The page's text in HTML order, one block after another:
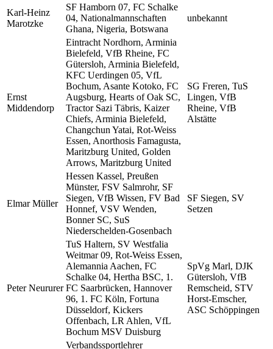
Karl-Heinz
Marotzke
SF Hamborn 07, FC Schalke
04, Nationalmannschaften
Ghana, Nigeria, Botswana
unbekannt
Ernst
Middendorp
Eintracht Nordhorn, Arminia
Bielefeld, VfB Rheine, FC
Gütersloh, Arminia Bielefeld,
KFC Uerdingen 05, VfL
Bochum, Asante Kotoko, FC
Augsburg, Hearts of Oak SC,
Tractor Sazi Täbris, Kaizer
Chiefs, Arminia Bielefeld,
Changchun Yatai, Rot-Weiss
Essen, Anorthosis Famagusta,
Maritzburg United, Golden
Arrows, Maritzburg United
SG Freren, TuS
Lingen, VfB
Rheine, VfB
Alstätte
Elmar Müller
Hessen Kassel, Preußen
Münster, FSV Salmrohr, SF
Siegen, VfB Wissen, FV Bad
Honnef, VSV Wenden,
Bonner SC, SuS
Niederschelden-Gosenbach
SF Siegen, SV
Setzen
Peter Neururer
TuS Haltern, SV Westfalia
Weitmar 09, Rot-Weiss Essen,
Alemannia Aachen, FC
Schalke 04, Hertha BSC, 1.
FC Saarbrücken, Hannover
96, 1. FC Köln, Fortuna
Düsseldorf, Kickers
Offenbach, LR Ahlen, VfL
Bochum MSV Duisburg
SpVg Marl, DJK
Gütersloh, VfB
Remscheid, STV
Horst-Emscher,
ASC Schöppingen
Verbandssportlehrer